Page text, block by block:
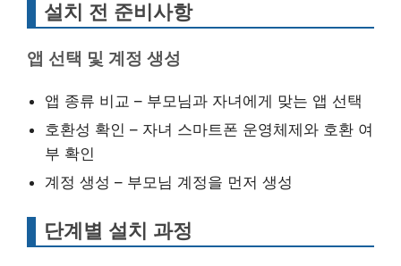
설치 전 준비사항
앱 선택 및 계정 생성
앱 종류 비교 – 부모님과 자녀에게 맞는 앱 선택
호환성 확인 – 자녀 스마트폰 운영체제와 호환 여
부 확인
계정 생성 – 부모님 계정을 먼저 생성
단계별 설치 과정